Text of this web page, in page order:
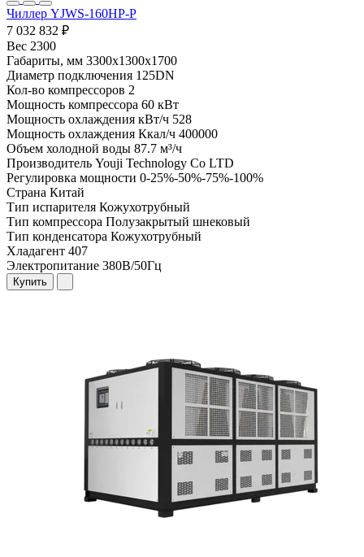
Чиллер YJWS-160HP-P
7 032 832 ₽
Вес 2300
Габариты, мм 3300x1300x1700
Диаметр подключения 125DN
Кол-во компрессоров 2
Мощность компрессора 60 кВт
Мощность охлаждения кВт/ч 528
Мощность охлаждения Ккал/ч 400000
Объем холодной воды 87.7 м³/ч
Производитель Youji Technology Co LTD
Регулировка мощности 0-25%-50%-75%-100%
Страна Китай
Тип испарителя Кожухотрубный
Тип компрессора Полузакрытый шнековый
Тип конденсатора Кожухотрубный
Хладагент 407
Электропитание 380В/50Гц
Купить